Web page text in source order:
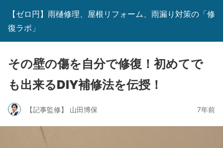
【ゼロ円】雨樋修理、屋根リフォーム、雨漏り対策の「修
復ラボ」
その壁の傷を自分で修復！初めてで
も出来るDIY補修法を伝授！
【記事監修】 山田博保 7年前